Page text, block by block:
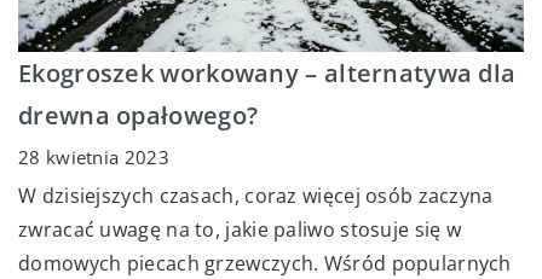
Ekogroszek workowany – alternatywa dla
drewna opałowego?
28 kwietnia 2023
W dzisiejszych czasach, coraz więcej osób zaczyna
zwracać uwagę na to, jakie paliwo stosuje się w
domowych piecach grzewczych. Wśród popularnych